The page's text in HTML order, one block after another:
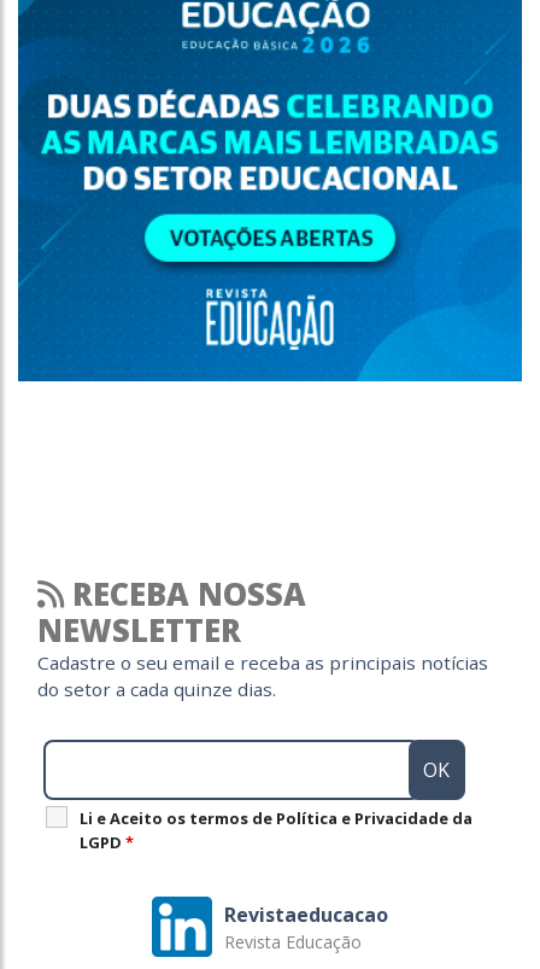
RECEBA NOSSA
NEWSLETTER
Cadastre o seu email e receba as principais notícias
do setor a cada quinze dias.
Li e Aceito os termos de Política e Privacidade da
LGPD *
Revistaeducacao
Revista Educação